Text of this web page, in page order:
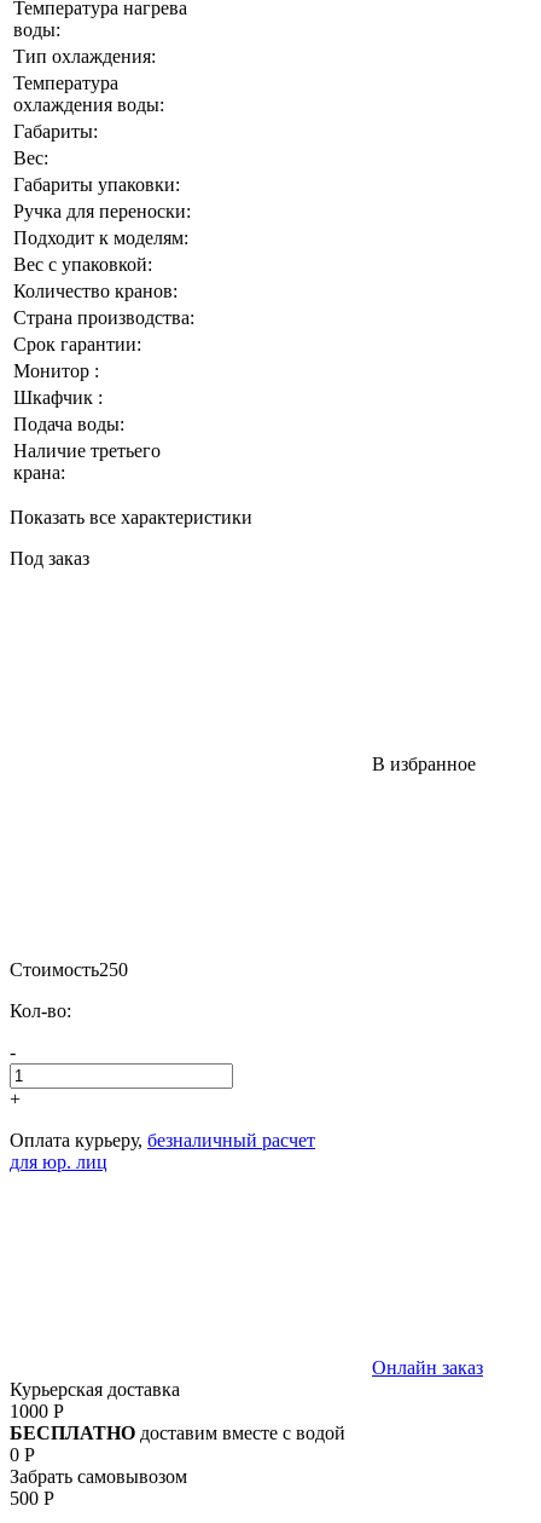
Температура нагрева
воды:
Тип охлаждения:
Температура
охлаждения воды:
Габариты:
Вес:
Габариты упаковки:
Ручка для переноски:
Подходит к моделям:
Вес с упаковкой:
Количество кранов:
Страна производства:
Срок гарантии:
Монитор :
Шкафчик :
Подача воды:
Наличие третьего
крана:
Показать все характеристики
Под заказ
В избранное
Стоимость250
Кол-во:
-
+
Оплата курьеру, безналичный расчет
для юр. лиц
Онлайн заказ
Курьерская доставка
1000 Р
БЕСПЛАТНО доставим вместе с водой
0 Р
Забрать самовывозом
500 Р